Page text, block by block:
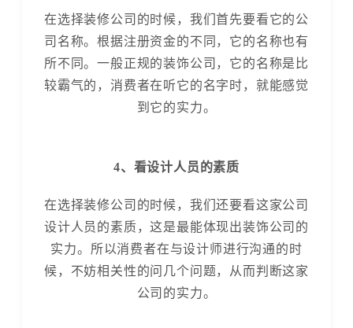
在选择装修公司的时候，我们首先要看它的公
司名称。根据注册资金的不同，它的名称也有
所不同。一般正规的装饰公司，它的名称是比
较霸气的，消费者在听它的名字时，就能感觉
到它的实力。
4、看设计人员的素质
在选择装修公司的时候，我们还要看这家公司
设计人员的素质，这是最能体现出装饰公司的
实力。所以消费者在与设计师进行沟通的时
候，不妨相关性的问几个问题，从而判断这家
公司的实力。